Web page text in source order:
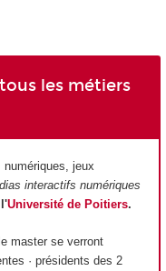
les métiers
jeux
interactifs numériques
Université de Poitiers.
master se verront
· présidents des 2